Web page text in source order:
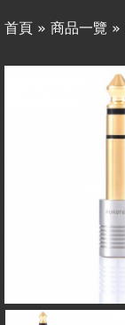
購物須知
您
首頁 » 商品一覽 »